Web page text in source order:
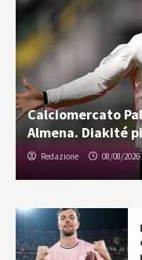
Calciomercato
Almena. Diakité
Redazione 08/08/2026